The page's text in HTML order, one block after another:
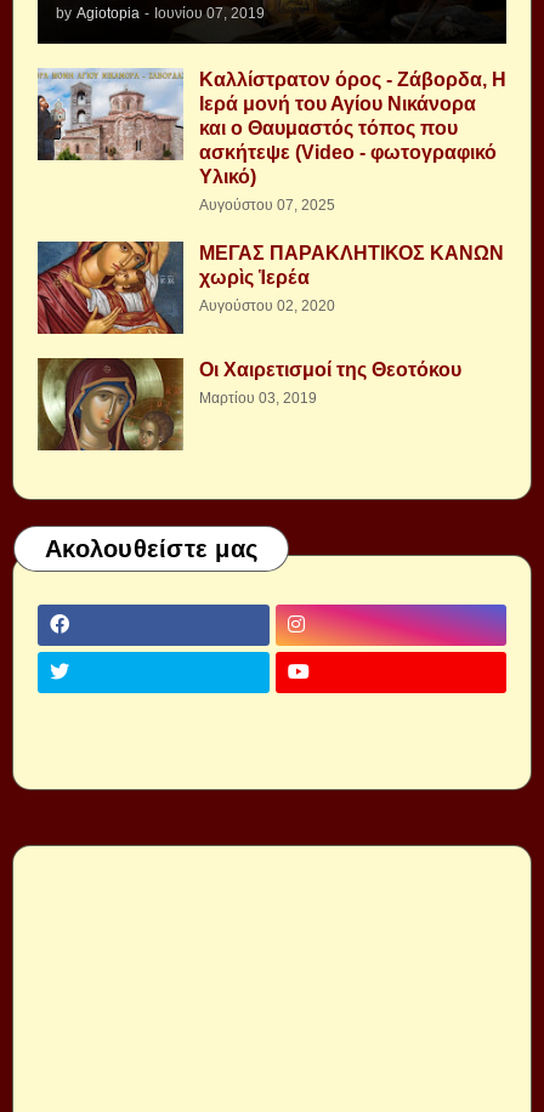
by Agiotopia - Ιουνίου 07, 2019
Καλλίστρατον όρος - Ζάβορδα, Η
Ιερά μονή του Αγίου Νικάνορα
και ο Θαυμαστός τόπος που
ασκήτεψε (Video - φωτογραφικό
Υλικό)
Αυγούστου 07, 2025
ΜΕΓΑΣ ΠΑΡΑΚΛΗΤΙΚΟΣ ΚΑΝΩΝ
χωρὶς Ἱερέα
Αυγούστου 02, 2020
Οι Χαιρετισμοί της Θεοτόκου
Μαρτίου 03, 2019
Ακολουθείστε μας